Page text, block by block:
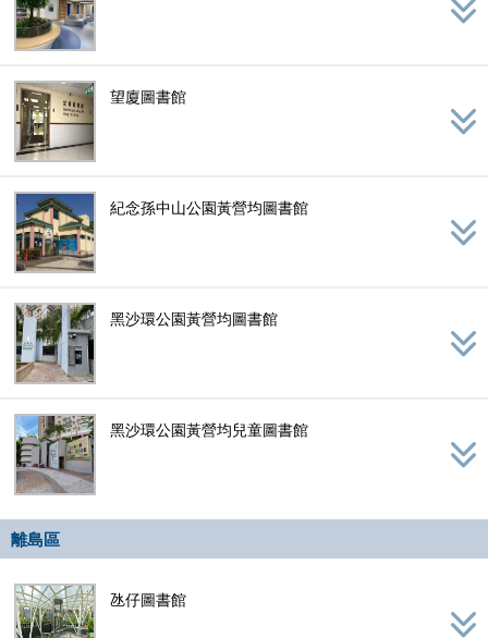
望廈圖書館
紀念孫中山公園黃營均圖書館
黑沙環公園黃營均圖書館
黑沙環公園黃營均兒童圖書館
離島區
氹仔圖書館